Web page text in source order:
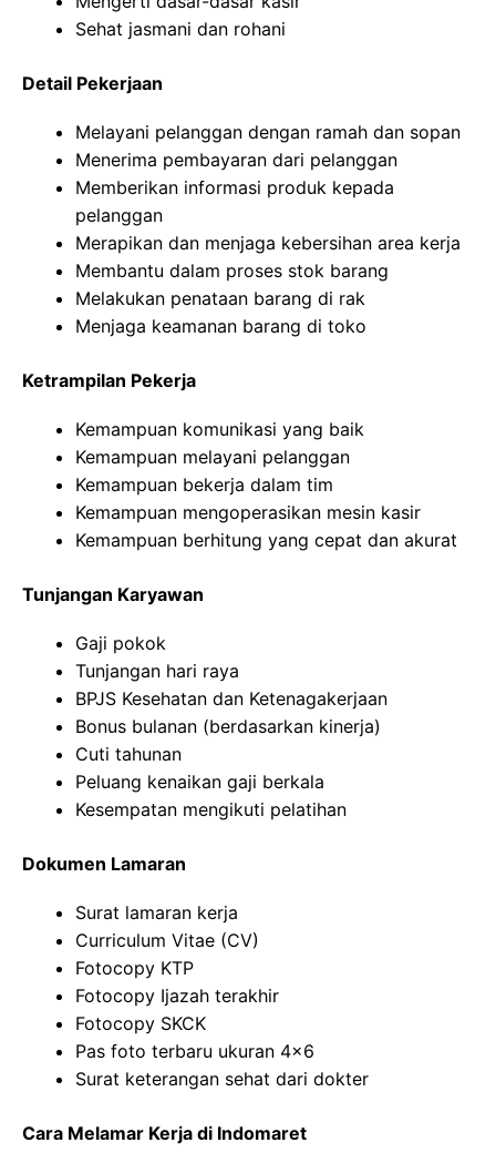
Sehat jasmani dan rohani
Detail Pekerjaan
Melayani pelanggan dengan ramah dan sopan
Menerima pembayaran dari pelanggan
Memberikan informasi produk kepada
pelanggan
Merapikan dan menjaga kebersihan area kerja
Membantu dalam proses stok barang
Melakukan penataan barang di rak
Menjaga keamanan barang di toko
Ketrampilan Pekerja
Kemampuan komunikasi yang baik
Kemampuan melayani pelanggan
Kemampuan bekerja dalam tim
Kemampuan mengoperasikan mesin kasir
Kemampuan berhitung yang cepat dan akurat
Tunjangan Karyawan
Gaji pokok
Tunjangan hari raya
BPJS Kesehatan dan Ketenagakerjaan
Bonus bulanan (berdasarkan kinerja)
Cuti tahunan
Peluang kenaikan gaji berkala
Kesempatan mengikuti pelatihan
Dokumen Lamaran
Surat lamaran kerja
Curriculum Vitae (CV)
Fotocopy KTP
Fotocopy Ijazah terakhir
Fotocopy SKCK
Pas foto terbaru ukuran 4×6
Surat keterangan sehat dari dokter
Cara Melamar Kerja di Indomaret